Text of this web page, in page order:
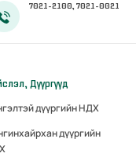
7021-2100, 7021-0021
Дүүргүүд
дүүргийн НДХ
дүүргийн